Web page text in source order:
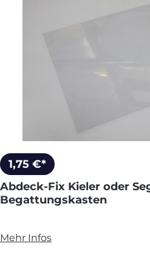
1,75 €*
Abdeck-Fix Kieler oder
Begattungskasten
Mehr Infos